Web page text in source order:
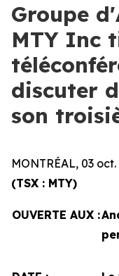
Groupe
MTY Inc
discuter
son
MONTRÉAL, 03
(TSX : MTY)
OUVERTE AUX :